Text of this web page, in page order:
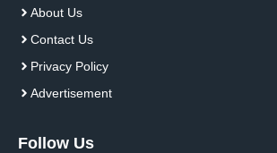
About Us
Contact Us
Privacy Policy
Advertisement
Follow Us